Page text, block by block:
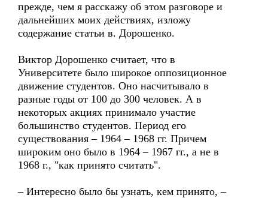
прежде, чем я расскажу об этом разговоре и
дальнейших моих действиях, изложу
содержание статьи в. Дорошенко.
Виктор Дорошенко считает, что в
Университете было широкое оппозиционное
движение студентов. Оно насчитывало в
разные годы от 100 до 300 человек. А в
некоторых акциях принимало участие
большинство студентов. Период его
существования – 1964 – 1968 гг. Причем
широким оно было в 1964 – 1967 гг., а не в
1968 г., "как принято считать".
– Интересно было бы узнать, кем принято, –